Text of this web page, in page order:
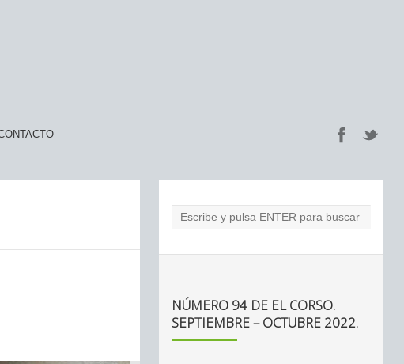
NÚMERO 94 DE EL CORSO.
SEPTIEMBRE – OCTUBRE 2022.